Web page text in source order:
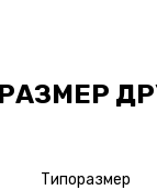
Типоразмер